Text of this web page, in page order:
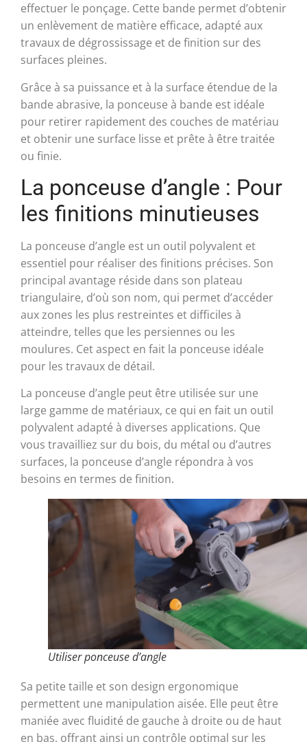
effectuer le ponçage. Cette bande permet d’obtenir
un enlèvement de matière efficace, adapté aux
travaux de dégrossissage et de finition sur des
surfaces pleines.
Grâce à sa puissance et à la surface étendue de la
bande abrasive, la ponceuse à bande est idéale
pour retirer rapidement des couches de matériau
et obtenir une surface lisse et prête à être traitée
ou finie.
La ponceuse d’angle : Pour
les finitions minutieuses
La ponceuse d’angle est un outil polyvalent et
essentiel pour réaliser des finitions précises. Son
principal avantage réside dans son plateau
triangulaire, d’où son nom, qui permet d’accéder
aux zones les plus restreintes et difficiles à
atteindre, telles que les persiennes ou les
moulures. Cet aspect en fait la ponceuse idéale
pour les travaux de détail.
La ponceuse d’angle peut être utilisée sur une
large gamme de matériaux, ce qui en fait un outil
polyvalent adapté à diverses applications. Que
vous travailliez sur du bois, du métal ou d’autres
surfaces, la ponceuse d’angle répondra à vos
besoins en termes de finition.
Utiliser ponceuse d’angle
Sa petite taille et son design ergonomique
permettent une manipulation aisée. Elle peut être
maniée avec fluidité de gauche à droite ou de haut
en bas, offrant ainsi un contrôle optimal sur les